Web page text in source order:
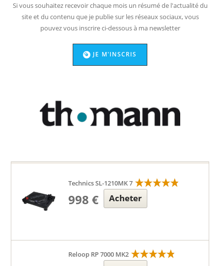
Si vous souhaitez recevoir chaque mois un résumé de l'actualité du
site et du contenu que je publie sur les réseaux sociaux, vous
pouvez vous inscrire ci-dessous à ma newsletter
JE M'INSCRIS
Technics SL-1210MK 7
998 € Acheter
Reloop RP 7000 MK2